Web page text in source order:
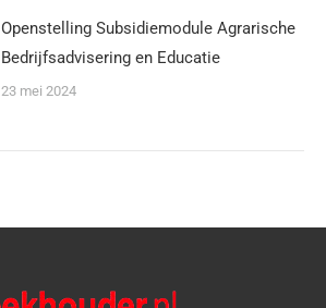
Openstelling Subsidiemodule Agrarische
Bedrijfsadvisering en Educatie
23 mei 2024